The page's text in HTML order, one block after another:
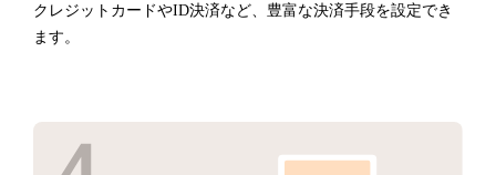
クレジットカードやID決済など、豊富な決済手段を設定でき
ます。